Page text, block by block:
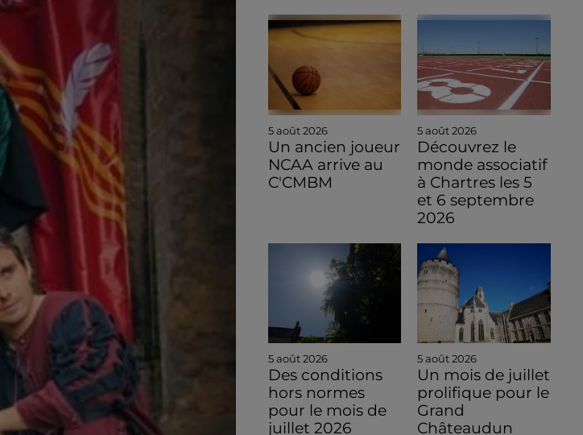
5 août 2026
Un ancien joueur
NCAA arrive au
C'CMBM
5 août 2026
Découvrez le
monde associatif
à Chartres les 5
et 6 septembre
2026
5 août 2026
Des conditions
hors normes
pour le mois de
juillet 2026
5 août 2026
Un mois de juillet
prolifique pour le
Grand
Châteaudun